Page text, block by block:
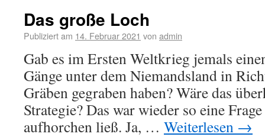
Das große Loch
Publiziert am 14. Februar 2021 von admin
Gab es im Ersten Weltkrieg jemals
Gänge unter dem Niemandsland in
Gräben gegraben haben? Wäre das
Strategie? Das war wieder so eine
aufhorchen ließ. Ja, … Weiterlesen →